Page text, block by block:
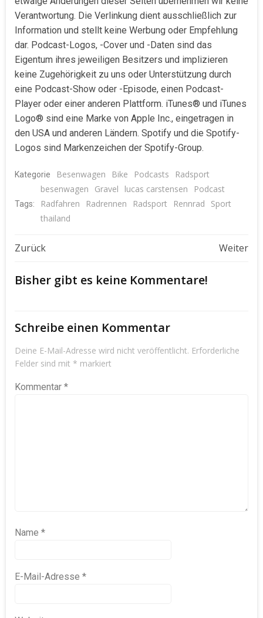
Verantwortung. Die Verlinkung dient ausschließlich zur
Information und stellt keine Werbung oder Empfehlung
dar. Podcast-Logos, -Cover und -Daten sind das
Eigentum ihres jeweiligen Besitzers und implizieren
keine Zugehörigkeit zu uns oder Unterstützung durch
eine Podcast-Show oder -Episode, einen Podcast-
Player oder einer anderen Plattform. iTunes® und iTunes
Logo® sind eine Marke von Apple Inc., eingetragen in
den USA und anderen Ländern. Spotify und die Spotify-
Logos sind Markenzeichen der Spotify-Group.
Kategorie Besenwagen Bike Podcasts Radsport
Tags:
besenwagen Gravel lucas carstensen
Podcast
Radfahren
Radrennen Radsport Rennrad
Sport
thailand
Beitragsnavigation
Zurück Weiter
Bisher gibt es keine Kommentare!
Schreibe einen Kommentar
Deine E-Mail-Adresse wird nicht veröffentlicht. Erforderliche
Felder sind mit * markiert
Kommentar *
Name *
E-Mail-Adresse *